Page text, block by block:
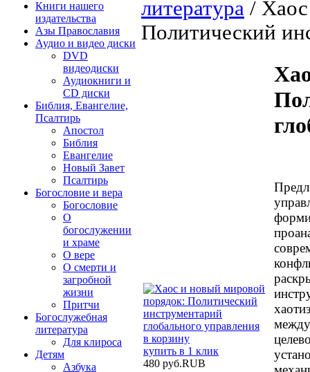
Книги нашего
издательства
Азы Православия
Аудио и видео диски
DVD
видеодиски
Аудиокниги и
CD диски
Библия, Евангелие,
Псалтирь
Апостол
Библия
Евангелие
Новый Завет
Псалтирь
Богословие и вера
Богословие
О
богослужении
и храме
О вере
О смерти и
загробной
жизни
Притчи
Богослужебная
литература
Для клироса
Детям
Азбука
литература /
Политический
в корзину
купить в 1 клик
480 руб.RUB